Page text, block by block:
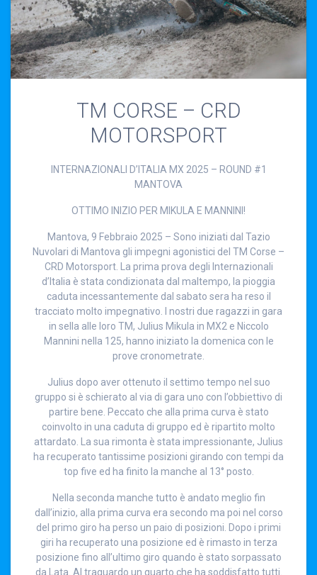
TM CORSE – CRD
MOTORSPORT
INTERNAZIONALI D’ITALIA MX 2025 – ROUND #1
MANTOVA
OTTIMO INIZIO PER MIKULA E MANNINI!
Mantova, 9 Febbraio 2025 – Sono iniziati dal Tazio
Nuvolari di Mantova gli impegni agonistici del TM Corse –
CRD Motorsport. La prima prova degli Internazionali
d’Italia è stata condizionata dal maltempo, la pioggia
caduta incessantemente dal sabato sera ha reso il
tracciato molto impegnativo. I nostri due ragazzi in gara
in sella alle loro TM, Julius Mikula in MX2 e Niccolo
Mannini nella 125, hanno iniziato la domenica con le
prove cronometrate.
Julius dopo aver ottenuto il settimo tempo nel suo
gruppo si è schierato al via di gara uno con l’obbiettivo di
partire bene. Peccato che alla prima curva è stato
coinvolto in una caduta di gruppo ed è ripartito molto
attardato. La sua rimonta è stata impressionante, Julius
ha recuperato tantissime posizioni girando con tempi da
top five ed ha finito la manche al 13° posto.
Nella seconda manche tutto è andato meglio fin
dall’inizio, alla prima curva era secondo ma poi nel corso
del primo giro ha perso un paio di posizioni. Dopo i primi
giri ha recuperato una posizione ed è rimasto in terza
posizione fino all’ultimo giro quando è stato sorpassato
da Lata. Al traguardo un quarto che ha soddisfatto tutti.